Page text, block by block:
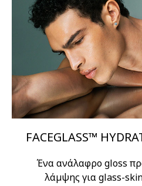
FACEGLASS™
Ένα ανάλαφρο gloss
λάμψης για glass-